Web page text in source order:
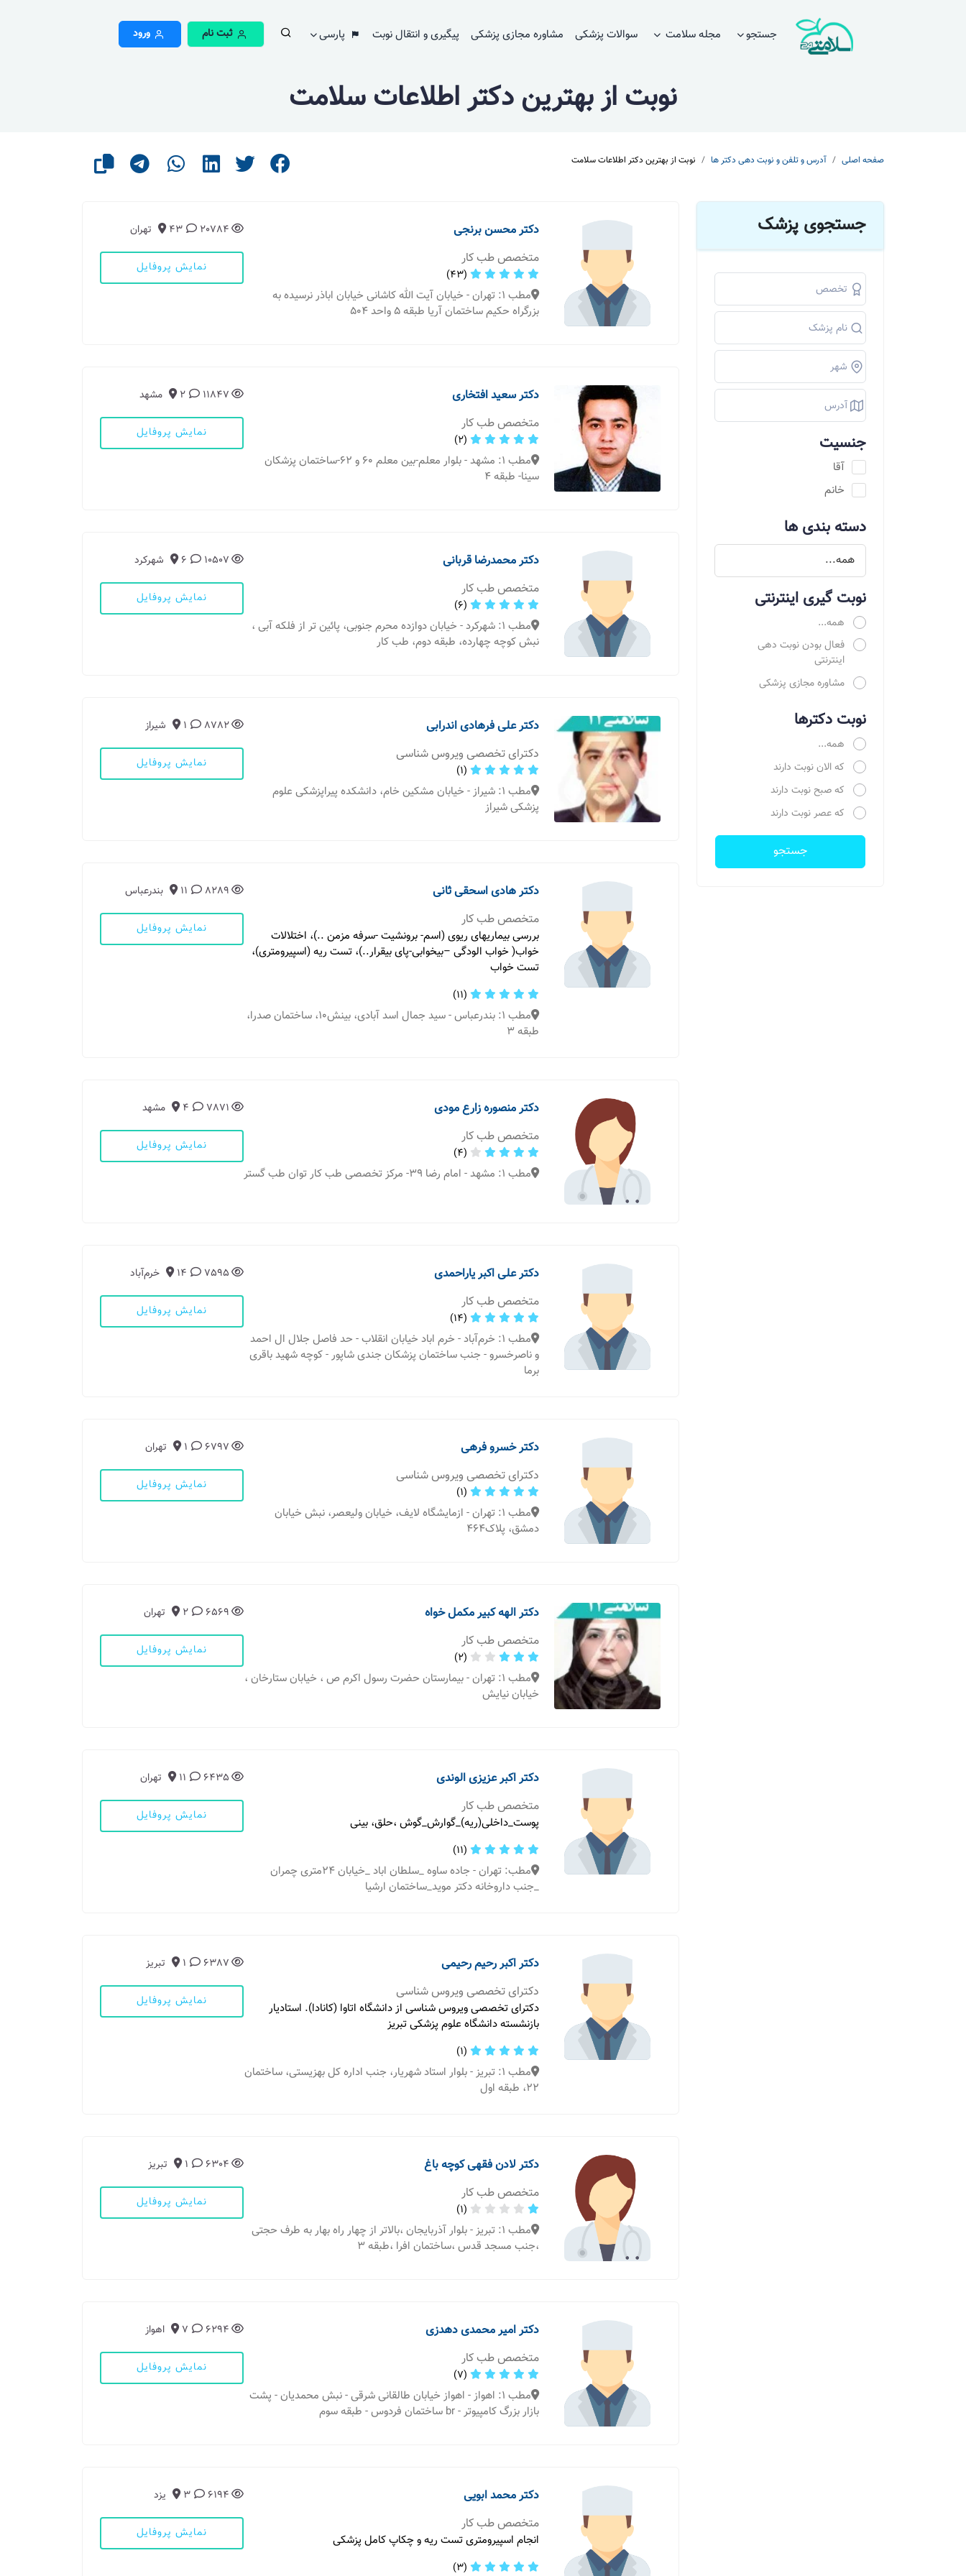
جستجو مجله سلامت سوالات پزشکی مشاوره مجازی پزشکی پیگیری و انتقال نوبت پارسی ثبت نام ورود
نوبت از بهترین دکتر اطلاعات سلامت
صفحه اصلی آدرس و تلفن و نوبت دهی دکتر ها نوبت از بهترین دکتر اطلاعات سلامت
جستجوی پزشک
جنسیت
آقا
خانم
دسته بندی ها
نوبت گیری اینترنتی
همه...
فعال بودن نوبت دهی
اینترنتی
مشاوره مجازی پزشکی
نوبت دکترها
همه...
که الان نوبت دارند
که صبح نوبت دارند
که عصر نوبت دارند
جستجو
دکتر محسن برنجی
متخصص طب کار
(43)
مطب 1: تهران - خیابان آیت الله کاشانی خیابان اباذر نرسیده به
بزرگراه حکیم ساختمان آریا طبقه ۵ واحد ۵۰۴
20784
43 تهران
نمایش پروفایل
دکتر سعید افتخاری
متخصص طب کار
(2)
مطب 1: مشهد - بلوار معلم-بین معلم 60 و 62-ساختمان پزشکان
سینا- طبقه 4
11847
2 مشهد
نمایش پروفایل
دکتر محمدرضا قربانی
متخصص طب کار
(6)
مطب 1: شهرکرد - خیابان دوازده محرم جنوبی، پائین تر از فلکه آبی ،
نبش کوچه چهارده، طبقه دوم، طب کار
10507
6 شهرکرد
نمایش پروفایل
دکتر علی فرهادی اندرابی
دکترای تخصصی ویروس شناسی
(1)
مطب 1: شیراز - خیابان مشکین خام، دانشکده پیراپزشکی علوم
پزشکی شیراز
8782
1 شیراز
نمایش پروفایل
دکتر هادی اسحقی ثانی
متخصص طب کار
بررسی بیماریهای ریوی (اسم- برونشیت -سرفه مزمن ..)، اختلالات
خواب( خواب الودگی –بیخوابی-پای بیقرار..)، تست ریه (اسپیرومتری)،
تست خواب
(11)
مطب 1: بندرعباس - سید جمال اسد آبادی، بینش۱۰، ساختمان صدرا،
طبقه ۳
8289
11 بندرعباس
نمایش پروفایل
دکتر منصوره زارع مودی
متخصص طب کار
(4)
مطب 1: مشهد - امام رضا 39- مرکز تخصصی طب کار توان طب گستر
7871
4 مشهد
نمایش پروفایل
دکتر علی اکبر یاراحمدی
متخصص طب کار
(14)
مطب 1: خرم‌آباد - خرم اباد خیابان انقلاب - حد فاصل جلال ال احمد
و ناصرخسرو - جنب ساختمان پزشکان جندی شاپور - کوچه شهید باقری
برما
7595
14 خرم‌آباد
نمایش پروفایل
دکتر خسرو فرهی
دکترای تخصصی ویروس شناسی
(1)
مطب 1: تهران - ازمایشگاه لایف، خیابان ولیعصر، نبش خیابان
دمشق، پلاک464
6797
1 تهران
نمایش پروفایل
دکتر الهه کبیر مکمل خواه
متخصص طب کار
(2)
مطب 1: تهران - بیمارستان حضرت رسول اکرم ص ، خیابان ستارخان ،
خیابان نیایش
6569
2 تهران
نمایش پروفایل
دکتر اکبر عزیزی الوندی
متخصص طب کار
پوست_داخلی(ریه)_گوارش_گوش ،حلق، بینی
(11)
مطب: تهران - جاده ساوه _سلطان اباد _خیابان ۲۴متری چمران
_جنب داروخانه دکتر موید_ساختمان ارشیا
6435
11 تهران
نمایش پروفایل
دکتر اکبر رحیم رحیمی
دکترای تخصصی ویروس شناسی
دکترای تخصصی ویروس شناسی از دانشگاه اتاوا (کانادا). استادیار
بازنشسته دانشگاه علوم پزشکی تبریز
(1)
مطب 1: تبریز - بلوار استاد شهریار، جنب اداره کل بهزیستی، ساختمان
22، طبقه اول
6387
1 تبریز
نمایش پروفایل
دکتر لادن فقهی کوچه باغ
متخصص طب کار
(1)
مطب 1: تبریز - بلوار آذربایجان ،بالاتر از چهار راه بهار به طرف حجتی
،جنب مسجد قدس ،ساختمان افرا ،طبقه ۳
6304
1 تبریز
نمایش پروفایل
دکتر امیر محمدی دهدزی
متخصص طب کار
(7)
مطب 1: اهواز - اهواز خیابان طالقانی شرقی - نبش محمدیان - پشت
بازار بزرگ کامپیوتر - br ساختمان فردوس - طبقه سوم
6294
7 اهواز
نمایش پروفایل
دکتر محمد ابویی
متخصص طب کار
انجام اسپیرومتری تست ریه و چکاپ کامل پزشکی
(3)
6194
3 یزد
نمایش پروفایل